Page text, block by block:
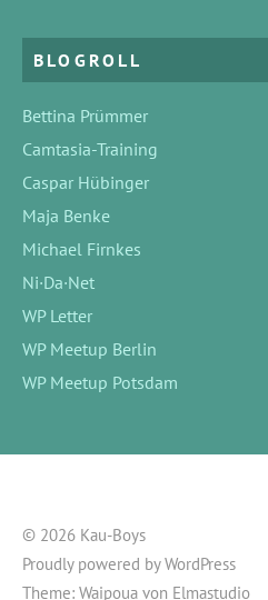
BLOGROLL
Bettina Prümmer
Camtasia-Training
Caspar Hübinger
Maja Benke
Michael Firnkes
Ni·Da·Net
WP Letter
WP Meetup Berlin
WP Meetup Potsdam
© 2026 Kau-Boys
Proudly powered byWordPress
Theme: Waipoua von Elmastudio